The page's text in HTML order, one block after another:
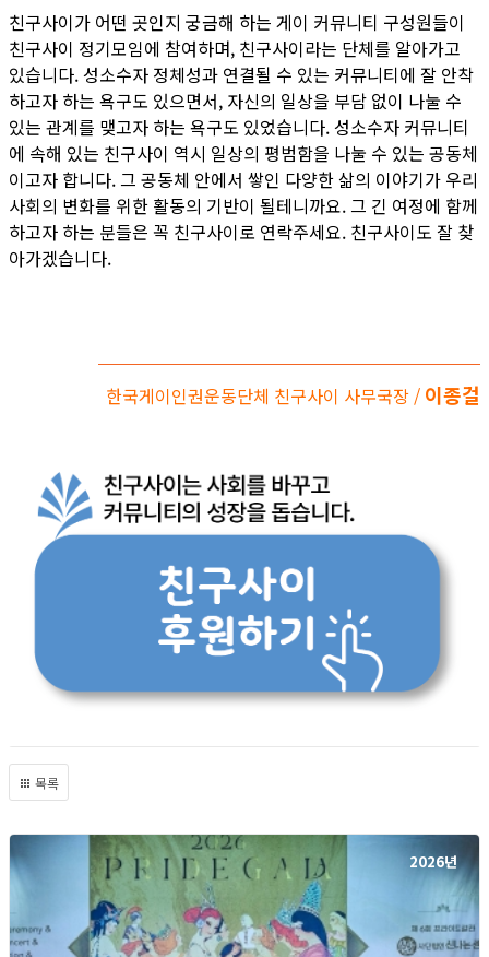
친구사이가 어떤 곳인지 궁금해 하는 게이 커뮤니티 구성원들이
친구사이 정기모임에 참여하며, 친구사이라는 단체를 알아가고
있습니다. 성소수자 정체성과 연결될 수 있는 커뮤니티에 잘 안착
하고자 하는 욕구도 있으면서, 자신의 일상을 부담 없이 나눌 수
있는 관계를 맺고자 하는 욕구도 있었습니다. 성소수자 커뮤니티
에 속해 있는 친구사이 역시 일상의 평범함을 나눌 수 있는 공동체
이고자 합니다. 그 공동체 안에서 쌓인 다양한 삶의 이야기가 우리
사회의 변화를 위한 활동의 기반이 될테니까요. 그 긴 여정에 함께
하고자 하는 분들은 꼭 친구사이로 연락주세요. 친구사이도 잘 찾
아가겠습니다.
한국게이인권운동단체 친구사이 사무국장 / 이종걸
목록
2026년